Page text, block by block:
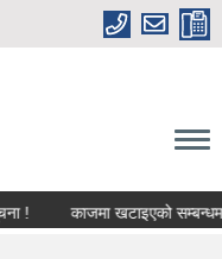
काजमा खटाइएको सम्बन्धमा